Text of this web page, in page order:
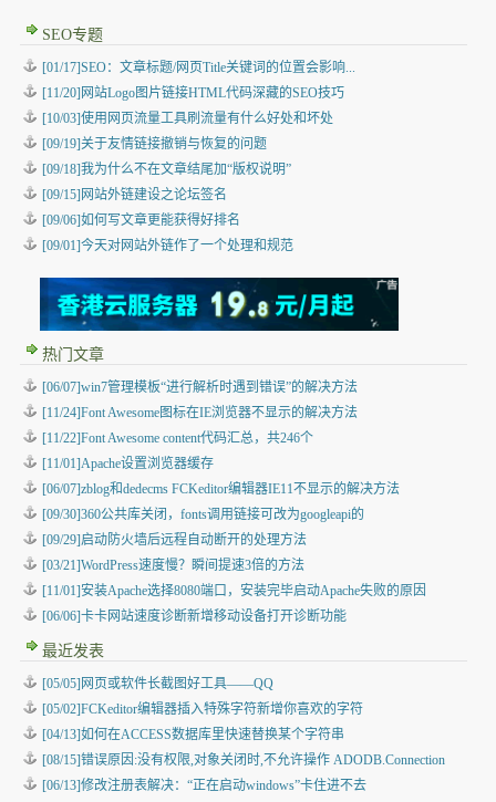
SEO专题
[01/17]SEO：文章标题/网页Title关键词的位置会影响...
[11/20]网站Logo图片链接HTML代码深藏的SEO技巧
[10/03]使用网页流量工具刷流量有什么好处和坏处
[09/19]关于友情链接撤销与恢复的问题
[09/18]我为什么不在文章结尾加“版权说明”
[09/15]网站外链建设之论坛签名
[09/06]如何写文章更能获得好排名
[09/01]今天对网站外链作了一个处理和规范
热门文章
[06/07]win7管理模板“进行解析时遇到错误”的解决方法
[11/24]Font Awesome图标在IE浏览器不显示的解决方法
[11/22]Font Awesome content代码汇总，共246个
[11/01]Apache设置浏览器缓存
[06/07]zblog和dedecms FCKeditor编辑器IE11不显示的解决方法
[09/30]360公共库关闭，fonts调用链接可改为googleapi的
[09/29]启动防火墙后远程自动断开的处理方法
[03/21]WordPress速度慢？瞬间提速3倍的方法
[11/01]安装Apache选择8080端口，安装完毕启动Apache失败的原因
[06/06]卡卡网站速度诊断新增移动设备打开诊断功能
最近发表
[05/05] 网页或软件长截图好工具——QQ
[05/02]FCKeditor编辑器插入特殊字符新增你喜欢的字符
[04/13]如何在ACCESS数据库里快速替换某个字符串
[08/15]错误原因:没有权限,对象关闭时,不允许操作 ADODB.Connection
[06/13]修改注册表解决：“正在启动windows”卡住进不去